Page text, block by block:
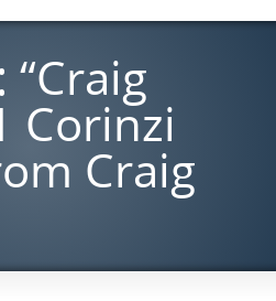
“Craig
Corinzi
Craig